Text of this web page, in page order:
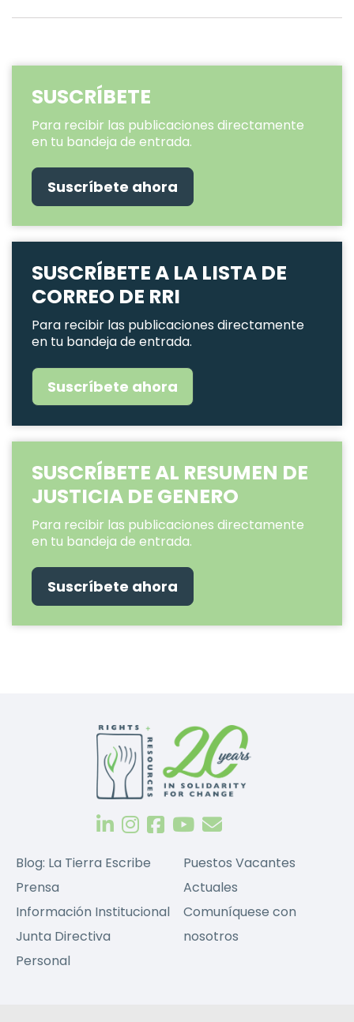
SUSCRÍBETE
Para recibir las publicaciones directamente
en tu bandeja de entrada.
Suscríbete ahora
SUSCRÍBETE A LA LISTA DE
CORREO DE RRI
Para recibir las publicaciones directamente
en tu bandeja de entrada.
Suscríbete ahora
SUSCRÍBETE AL RESUMEN DE
JUSTICIA DE GENERO
Para recibir las publicaciones directamente
en tu bandeja de entrada.
Suscríbete ahora
Blog: La Tierra Escribe
Prensa
Información Institucional
Junta Directiva
Personal
Puestos Vacantes
Actuales
Comuníquese con
nosotros